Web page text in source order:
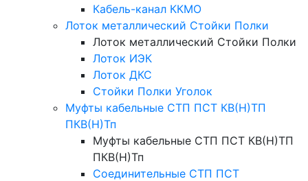
Кабель-канал ККМО
Лоток металлический Стойки Полки
Лоток металлический Стойки Полки
Лоток ИЭК
Лоток ДКС
Стойки Полки Уголок
Муфты кабельные СТП ПСТ КВ(Н)ТП
ПКВ(Н)Тп
Муфты кабельные СТП ПСТ КВ(Н)ТП
ПКВ(Н)Тп
Соединительные СТП ПСТ